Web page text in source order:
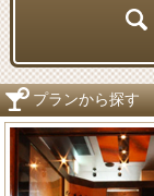
プランから探す